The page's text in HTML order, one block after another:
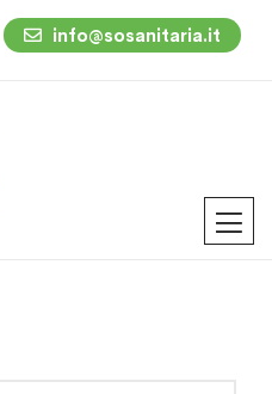
info@sosanitaria.it